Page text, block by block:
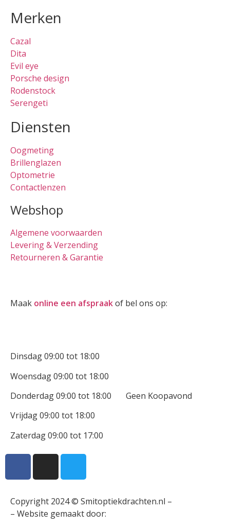
Merken
Cazal
Dita
Evil eye
Porsche design
Rodenstock
Serengeti
Diensten
Oogmeting
Brillenglazen
Optometrie
Contactlenzen
Webshop
Algemene voorwaarden
Levering & Verzending
Retourneren & Garantie
Maak online een afspraakof bel ons op:
Dinsdag 09:00 tot 18:00
Woensdag 09:00 tot 18:00
Donderdag 09:00 tot 18:00 Geen Koopavond
Vrijdag 09:00 tot 18:00
Zaterdag 09:00 tot 17:00
Copyright 2024 © Smitoptiekdrachten.nl –
– Website gemaakt door: